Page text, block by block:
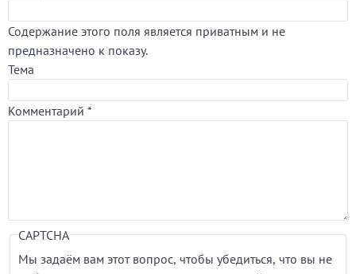
Содержание этого поля является приватным и не
предназначено к показу.
Тема
Комментарий *
CAPTCHA
Мы задаём вам этот вопрос, чтобы убедиться, что вы не